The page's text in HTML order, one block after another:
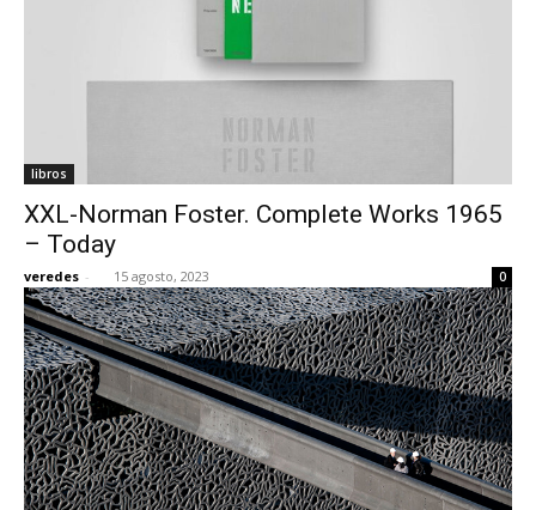
libros
XXL-Norman Foster. Complete Works 1965
– Today
veredes - 15 agosto, 2023 0